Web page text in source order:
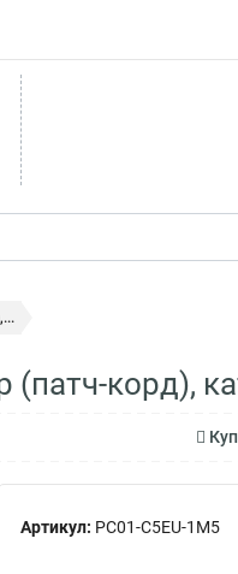
корд),
Артикул: PC01-C5EU-1M5